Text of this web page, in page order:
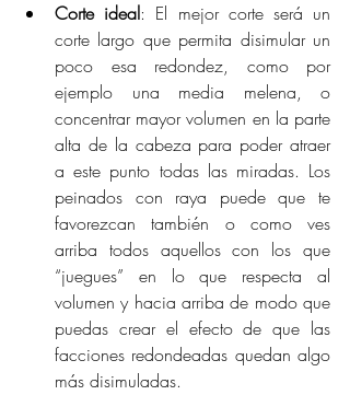
Corte ideal: El mejor corte será un
corte largo que permita disimular un
poco esa redondez, como por
ejemplo una media melena, o
concentrar mayor volumen en la parte
alta de la cabeza para poder atraer
a este punto todas las miradas. Los
peinados con raya puede que te
favorezcan también o como ves
arriba todos aquellos con los que
“juegues” en lo que respecta al
volumen y hacia arriba de modo que
puedas crear el efecto de que las
facciones redondeadas quedan algo
más disimuladas.